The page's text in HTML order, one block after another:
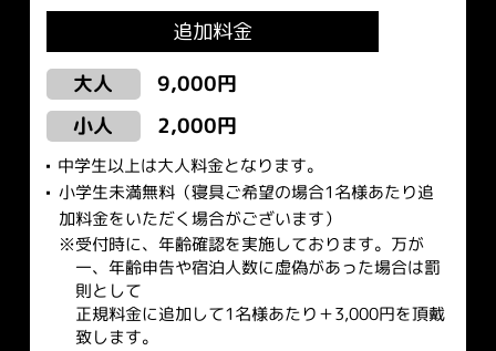
追加料金
大人 9,000円
小人 2,000円
中学生以上は大人料金となります。
小学生未満無料（寝具ご希望の場合1名様あたり追
加料金をいただく場合がございます）
受付時に、年齢確認を実施しております。万が
一、年齢申告や宿泊人数に虚偽があった場合は罰
則として
正規料金に追加して1名様あたり＋3,000円を頂戴
致します。